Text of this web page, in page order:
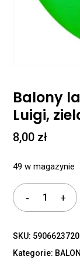
Balony
Luigi,
8,00 zł
49 w magazynie
SKU:
Kategorie: